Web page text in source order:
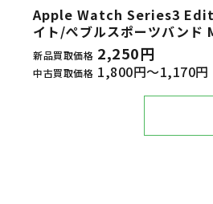
Apple Watch Series3
イト/ぺブルスポーツバンド
新品買取価格 2,250円
中古買取価格 1,800円～1,170円